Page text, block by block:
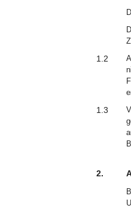
1.2
1.3
2.